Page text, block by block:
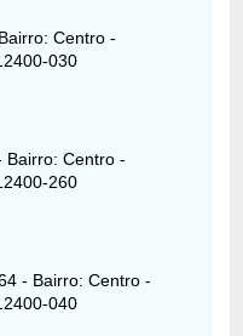
Centro -
030
Bairro: Centro -
260
- Bairro: Centro -
040